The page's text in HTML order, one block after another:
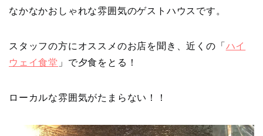
なかなかおしゃれな雰囲気のゲストハウスです。
スタッフの方にオススメのお店を聞き、近くの「 ハイ
ウェイ食堂 」で夕食をとる！
ローカルな雰囲気がたまらない！！